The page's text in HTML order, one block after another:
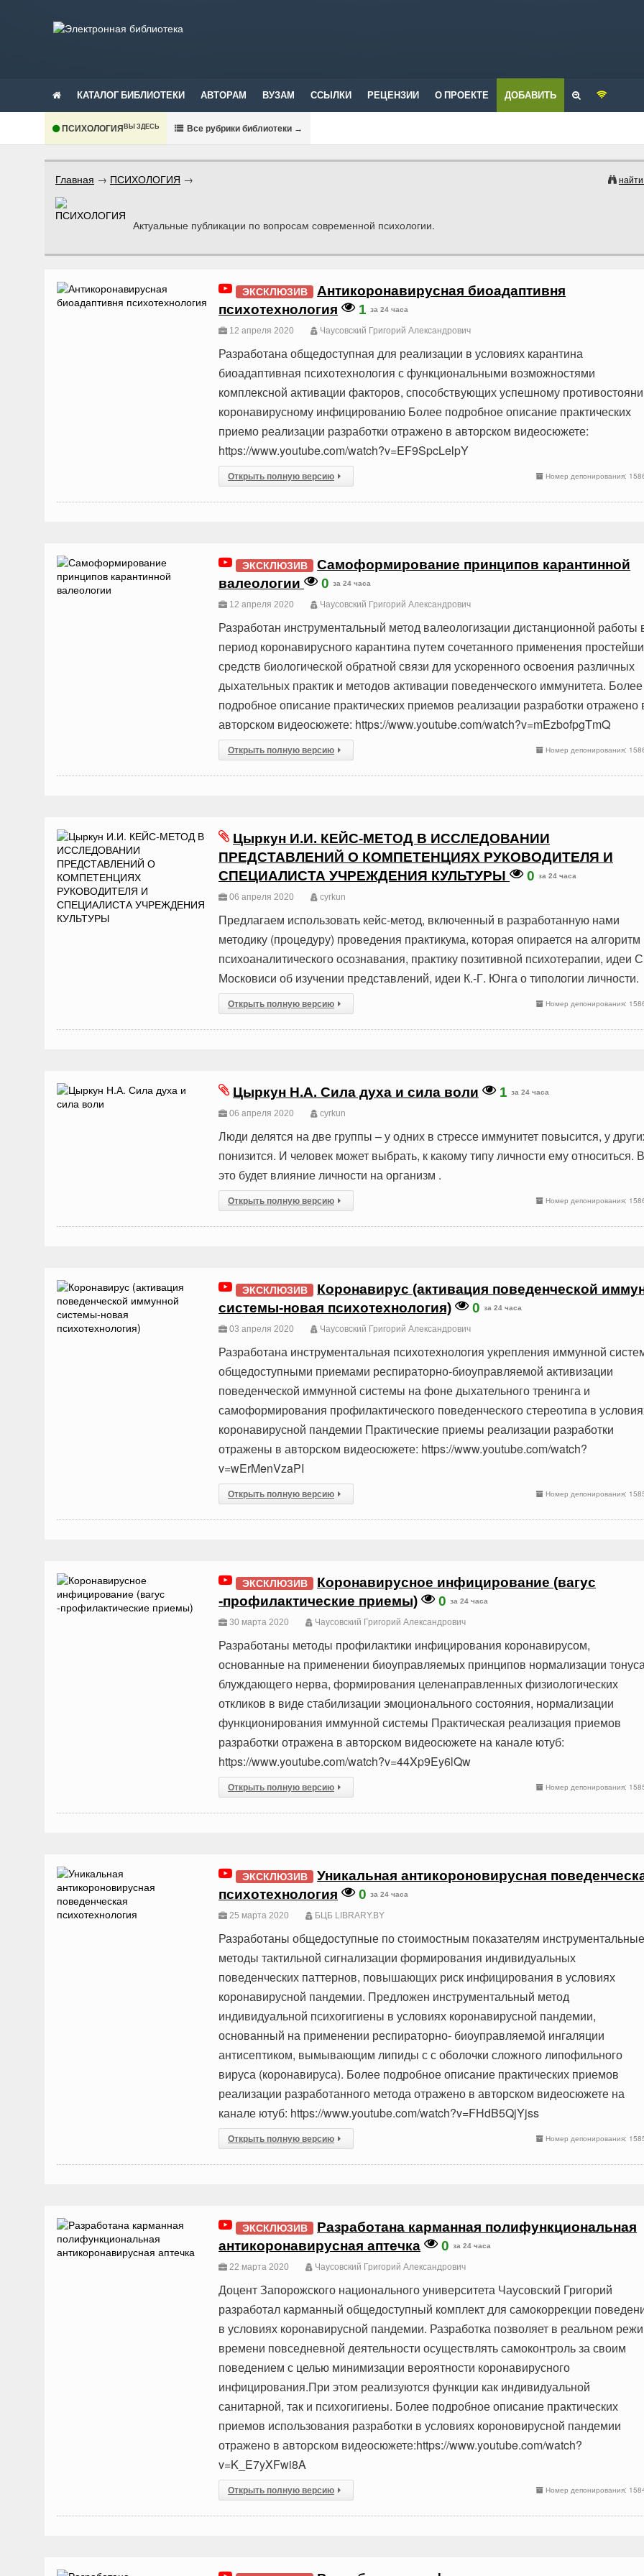
КАТАЛОГ БИБЛИОТЕКИ АВТОРАМ ВУЗАМ ССЫЛКИ РЕЦЕНЗИИ О ПРОЕКТЕ ДОБАВИТЬ
ПСИХОЛОГИЯВЫ ЗДЕСЬ Все рубрики библиотеки →
Главная → ПСИХОЛОГИЯ →
Актуальные публикации по вопросам современной психологии.
ЭКСКЛЮЗИВ
Антикоронавирусная биоадаптивня
психотехнология
1 за 24 часа
12 апреля 2020 Чаусовский Григорий Александрович
Разработана общедоступная для реализации в условиях карантина
биоадаптивная психотехнология с функциональными возможностями
комплексной активации факторов, способствующих успешному
коронавирусному инфицированию Более подробное описание практических
приемо реализации разработки отражено в авторском видеосюжете:
https://www.youtube.com/watch?v=EF9SpcLelpY
Номер депонирования:
Открыть полную версию
ЭКСКЛЮЗИВ
Самоформирование принципов карантинной
валеологии
0 за 24 часа
12 апреля 2020 Чаусовский Григорий Александрович
Разработан инструментальный метод валеологизации дистанционной работы
период коронавирусного карантина путем сочетанного применения
средств биологической обратной связи для ускоренного освоения различных
дыхательных практик и методов активации поведенческого иммунитета. Более
подробное описание практических приемов реализации разработки отражено
авторском видеосюжете: https://www.youtube.com/watch?v=mEzbofpgTmQ
Номер депонирования:
Открыть полную версию
Цыркун И.И. КЕЙС-МЕТОД В ИССЛЕДОВАНИИ
ПРЕДСТАВЛЕНИЙ О КОМПЕТЕНЦИЯХ РУКОВОДИТЕЛЯ И
СПЕЦИАЛИСТА УЧРЕЖДЕНИЯ КУЛЬТУРЫ
0 за 24 часа
06 апреля 2020 cyrkun
Предлагаем использовать кейс-метод, включенный в разработанную нами
методику (процедуру) проведения практикума, которая опирается на алгоритм
психоаналитического осознавания, практику позитивной психотерапии, идеи
Московиси об изучении представлений, идеи К.-Г. Юнга о типологии личности.
Номер депонирования:
Открыть полную версию
Цыркун Н.А. Сила духа и сила воли 1 за 24 часа
06 апреля 2020 cyrkun
Люди делятся на две группы – у одних в стрессе иммунитет повысится, у
понизится. И человек может выбрать, к какому типу личности ему относиться.
это будет влияние личности на организм .
Номер депонирования:
Открыть полную версию
ЭКСКЛЮЗИВ
Коронавирус (активация поведенческой
системы-новая психотехнология)
0 за 24 часа
03 апреля 2020 Чаусовский Григорий Александрович
Разработана инструментальная психотехнология укрепления иммунной
общедоступными приемами респираторно-биоуправляемой активизации
поведенческой иммунной системы на фоне дыхательного тренинга и
самоформирования профилактического поведенческого стереотипа в
коронавирусной пандемии Практические приемы реализации разработки
отражены в авторском видеосюжете: https://www.youtube.com/watch?
v=wErMenVzaPI
Номер депонирования:
Открыть полную версию
ЭКСКЛЮЗИВ
Коронавирусное инфицирование (вагус
-профилактические приемы)
0 за 24 часа
30 марта 2020 Чаусовский Григорий Александрович
Разработаны методы профилактики инфицирования коронавирусом,
основанные на применении биоуправляемых принципов нормализации
блуждающего нерва, формирования целенаправленных физиологических
откликов в виде стабилизации эмоционального состояния, нормализации
функционирования иммунной системы Практическая реализация приемов
разработки отражена в авторском видеосюжете на канале ютуб:
https://www.youtube.com/watch?v=44Xp9Ey6lQw
Номер депонирования:
Открыть полную версию
ЭКСКЛЮЗИВ
Уникальная антикороновирусная
психотехнология
0 за 24 часа
25 марта 2020 БЦБ LIBRARY.BY
Разработаны общедоступные по стоимостным показателям инструментальные
методы тактильной сигнализации формирования индивидуальных
поведенческих паттернов, повышающих риск инфицирования в условиях
коронавирусной пандемии. Предложен инструментальный метод
индивидуальной психогигиены в условиях коронавирусной пандемии,
основанный на применении респираторно- биоуправляемой ингаляции
антисептиком, вымывающим липиды с с оболочки сложного липофильного
вируса (коронавируса). Более подробное описание практических приемов
реализации разработанного метода отражено в авторском видеосюжете на
канале ютуб: https://www.youtube.com/watch?v=FHdB5QjYjss
Номер депонирования:
Открыть полную версию
ЭКСКЛЮЗИВ
Разработана карманная полифункциональная
антикоронавирусная аптечка
0 за 24 часа
22 марта 2020 Чаусовский Григорий Александрович
Доцент Запорожского национального университета Чаусовский Григорий
разработал карманный общедоступный комплект для самокоррекции
в условиях коронавирусной пандемии. Разработка позволяет в реальном
времени повседневной деятельности осуществлять самоконтроль за своим
поведением с целью минимизации вероятности коронавирусного
инфицирования.При этом реализуются функции как индивидуальной
санитарной, так и психогигиены. Более подробное описание практических
приемов использования разработки в условиях короновирусной пандемии
отражено в авторском видеосюжете:https://www.youtube.com/watch?
v=K_E7yXFwi8A
Номер депонирования:
Открыть полную версию